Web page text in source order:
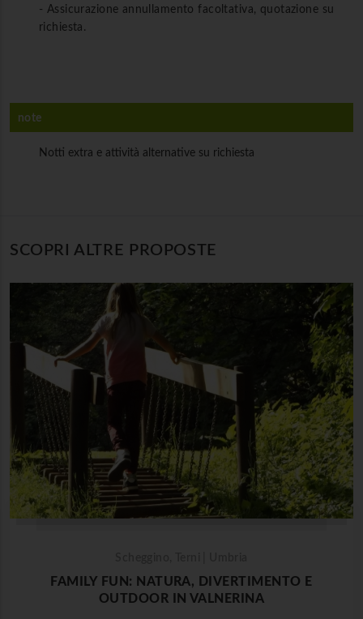
- Assicurazione annullamento facoltativa, quotazione su
richiesta.
note
Notti extra e attività alternative su richiesta
SCOPRI ALTRE PROPOSTE
FAMILY FUN: NATURA, DIVERTIMENTO E
OUTDOOR IN VALNERINA